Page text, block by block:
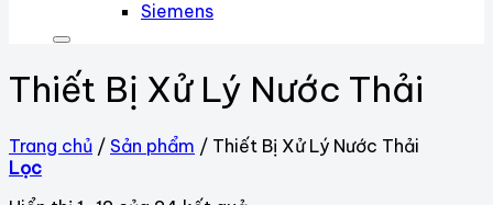
Siemens
Thiết Bị Xử Lý Nước Thải
Trang chủ / Sản phẩm / Thiết Bị Xử Lý Nước Thải
Lọc